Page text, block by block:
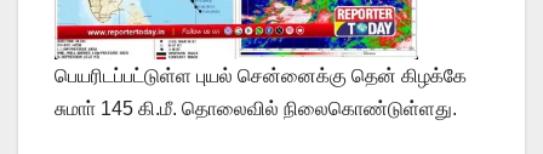
பெயரிடப்பட்டுள்ள புயல் சென்னைக்கு தென் கிழக்கே
சுமாா் 145 கி.மீ. தொலைவில் நிலைகொண்டுள்ளது.